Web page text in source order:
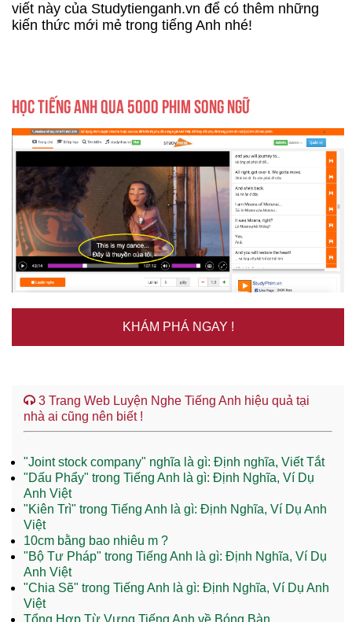
viết này của Studytienganh.vn để có thêm những
kiến thức mới mẻ trong tiếng Anh nhé!
HỌC TIẾNG ANH QUA 5000 PHIM SONG NGỮ
KHÁM PHÁ NGAY !
3 Trang Web Luyện Nghe Tiếng Anh hiệu quả tại
nhà ai cũng nên biết !
"Joint stock company" nghĩa là gì: Định nghĩa, Viết Tắt
"Dấu Phẩy" trong Tiếng Anh là gì: Định Nghĩa, Ví Dụ
Anh Việt
"Kiên Trì" trong Tiếng Anh là gì: Định Nghĩa, Ví Dụ Anh
Việt
10cm bằng bao nhiêu m ?
"Bộ Tư Pháp" trong Tiếng Anh là gì: Định Nghĩa, Ví Dụ
Anh Việt
"Chia Sẽ" trong Tiếng Anh là gì: Định Nghĩa, Ví Dụ Anh
Việt
Tổng Hợp Từ Vựng Tiếng Anh về Bóng Bàn